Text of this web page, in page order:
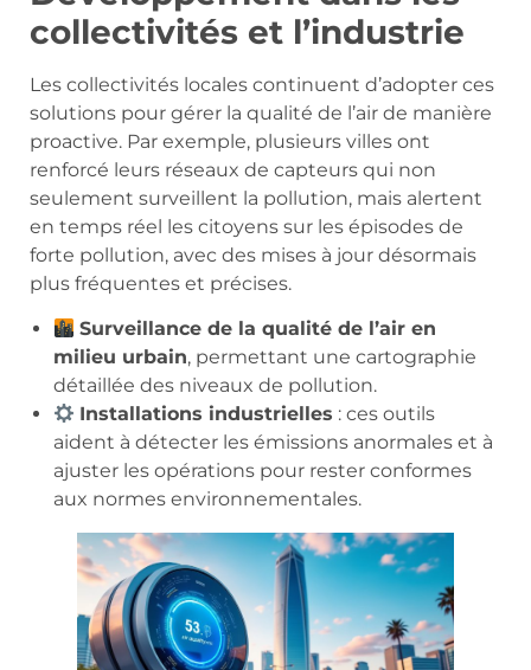
collectivités et l’industrie
Les collectivités locales continuent d’adopter ces
solutions pour gérer la qualité de l’air de manière
proactive. Par exemple, plusieurs villes ont
renforcé leurs réseaux de capteurs qui non
seulement surveillent la pollution, mais alertent
en temps réel les citoyens sur les épisodes de
forte pollution, avec des mises à jour désormais
plus fréquentes et précises.
Surveillance de la qualité de l’air en
milieu urbain, permettant une cartographie
détaillée des niveaux de pollution.
Installations industrielles : ces outils
aident à détecter les émissions anormales et à
ajuster les opérations pour rester conformes
aux normes environnementales.